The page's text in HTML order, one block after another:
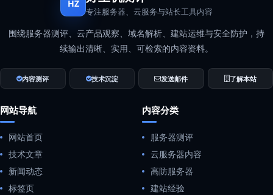
HZ
专注服务器、云服务与站长工具内容
围绕服务器测评、云产品观察、域名解析、建站运维与安全防护，持
续输出清晰、实用、可检索的内容资料。
内容测评 技术沉淀 发送邮件 了解本站
网站导航
网站首页
技术文章
新闻动态
标签页
内容分类
服务器测评
云服务器内容
高防服务器
建站经验